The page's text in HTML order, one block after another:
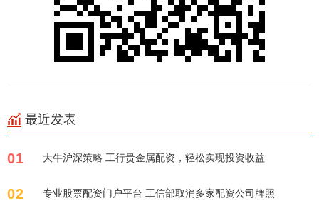
最近发表
01 大牛沪深策略 工行贵金属配资，轻松实现投资收益
02 专业股票配资门户平台 工信部取消多家配资公司牌照